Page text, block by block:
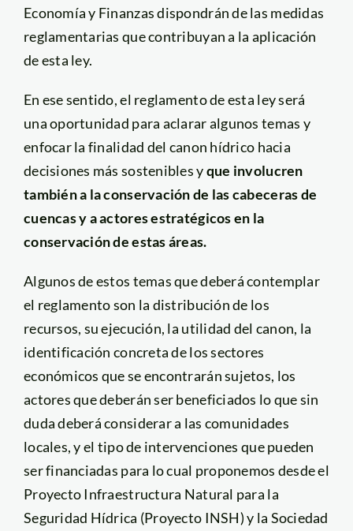
Economía y Finanzas dispondrán de las medidas
reglamentarias que contribuyan a la aplicación
de esta ley.
En ese sentido, el reglamento de esta ley será
una oportunidad para aclarar algunos temas y
enfocar la finalidad del canon hídrico hacia
decisiones más sostenibles yque involucren
también a la conservación de las cabeceras de
cuencas y a actores estratégicos en la
conservación de estas áreas.
Algunos de estos temas que deberá contemplar
el reglamento son la distribución de los
recursos, su ejecución, la utilidad del canon, la
identificación concreta de los sectores
económicos que se encontrarán sujetos, los
actores que deberán ser beneficiados lo que sin
duda deberá considerar a las comunidades
locales, y el tipo de intervenciones que pueden
ser financiadas para lo cual proponemos desde el
Proyecto Infraestructura Natural para la
Seguridad Hídrica (Proyecto INSH) y la Sociedad